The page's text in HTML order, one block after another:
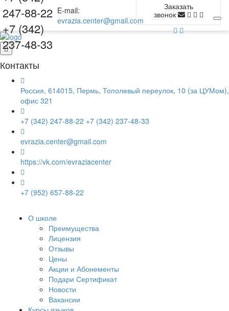
247-88-22
+7 (342)
237-48-33
E-mail:
evrazia.center@gmail.com
Заказать
звонок
Контакты
Россия, 614015, Пермь, Тополевый переулок, 10 (за ЦУМом),
офис 321
+7 (342) 247-88-22 +7 (342) 237-48-33
evrazia.center@gmail.com
https://vk.com/evraziacenter
+7 (952) 657-88-22
О школе
Преимущества
Лицензия
Отзывы
Цены
Акции и Абонементы
Подари Сертификат
Новости
Вакансии